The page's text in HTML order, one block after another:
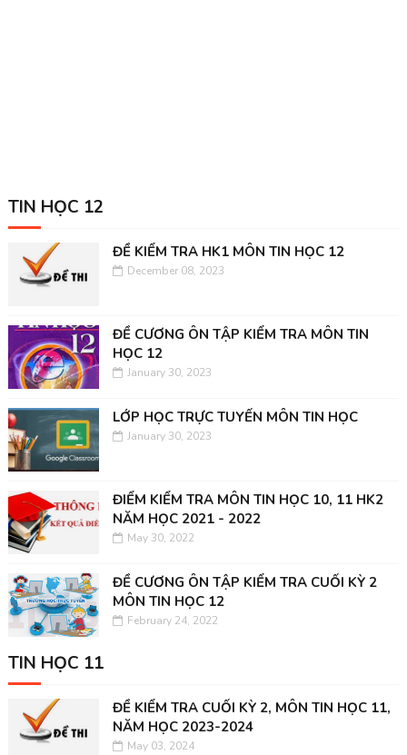
TIN HỌC 12
ĐỀ KIỂM TRA HK1 MÔN TIN HỌC 12
December 08, 2023
ĐỀ CƯƠNG ÔN TẬP KIỂM TRA MÔN TIN
HỌC 12
January 30, 2023
LỚP HỌC TRỰC TUYẾN MÔN TIN HỌC
January 30, 2023
ĐIỂM KIỂM TRA MÔN TIN HỌC 10, 11 HK2
NĂM HỌC 2021 - 2022
May 30, 2022
ĐỀ CƯƠNG ÔN TẬP KIỂM TRA CUỐI KỲ 2
MÔN TIN HỌC 12
February 24, 2022
TIN HỌC 11
ĐỀ KIỂM TRA CUỐI KỲ 2, MÔN TIN HỌC 11,
NĂM HỌC 2023-2024
May 03, 2024